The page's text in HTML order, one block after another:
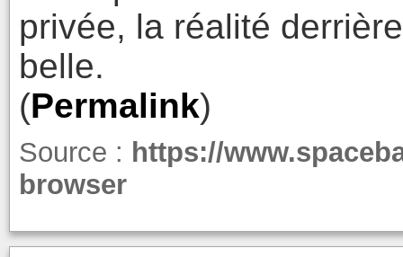
privée, la réalité
belle.
(Permalink)
Source : https://
browser